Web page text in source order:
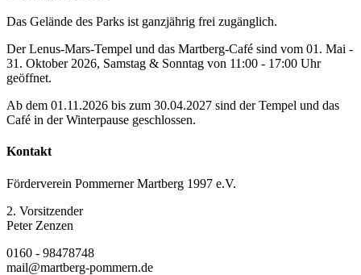
Das Gelände des Parks ist ganzjährig frei zugänglich.
Der Lenus-Mars-Tempel und das Martberg-Café sind vom 01. Mai -
31. Oktober 2026, Samstag & Sonntag von 11:00 - 17:00 Uhr
geöffnet.
Ab dem 01.11.2026 bis zum 30.04.2027 sind der Tempel und das
Café in der Winterpause geschlossen.
Kontakt
Förderverein Pommerner Martberg 1997 e.V.
2. Vorsitzender
Peter Zenzen
0160 - 98478748
mail@martberg-pommern.de